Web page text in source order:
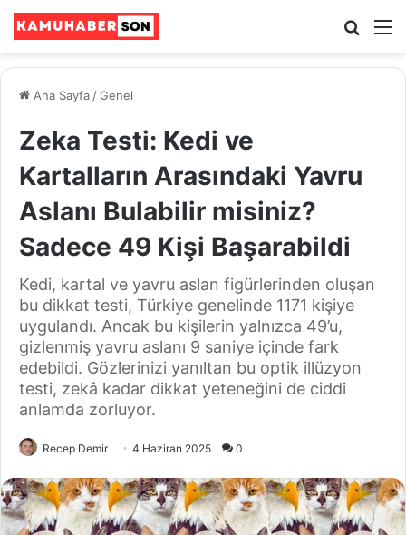
Ara
Ana Sayfa /Genel
Zeka Testi: Kedi ve
Kartalların Arasındaki Yavru
Aslanı Bulabilir misiniz?
Sadece 49 Kişi Başarabildi
Kedi, kartal ve yavru aslan figürlerinden oluşan
bu dikkat testi, Türkiye genelinde 1171 kişiye
uygulandı. Ancak bu kişilerin yalnızca 49’u,
gizlenmiş yavru aslanı 9 saniye içinde fark
edebildi. Gözlerinizi yanıltan bu optik illüzyon
testi, zekâ kadar dikkat yeteneğini de ciddi
anlamda zorluyor.
Recep Demir 4 Haziran 2025 0